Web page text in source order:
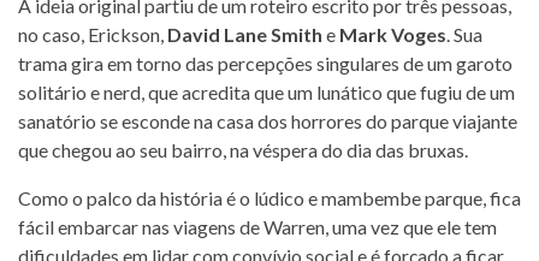
A ideia original partiu de um roteiro escrito por três pessoas,
no caso, Erickson, David Lane Smith e Mark Voges. Sua
trama gira em torno das percepções singulares de um garoto
solitário e nerd, que acredita que um lunático que fugiu de um
sanatório se esconde na casa dos horrores do parque viajante
que chegou ao seu bairro, na véspera do dia das bruxas.
Como o palco da história é o lúdico e mambembe parque, fica
fácil embarcar nas viagens de Warren, uma vez que ele tem
dificuldades em lidar com convívio social e é forçado a ficar